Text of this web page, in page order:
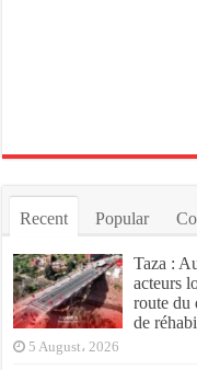
Recent Popular
Taza :
acteurs
route du
de
5 August، 2026